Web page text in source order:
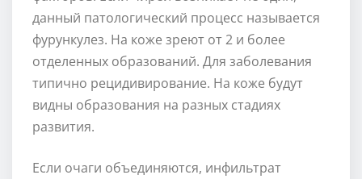
данный патологический процесс называется
фурункулез. На коже зреют от 2 и более
отделенных образований. Для заболевания
типично рецидивирование. На коже будут
видны образования на разных стадиях
развития.
Если очаги объединяются, инфильтрат